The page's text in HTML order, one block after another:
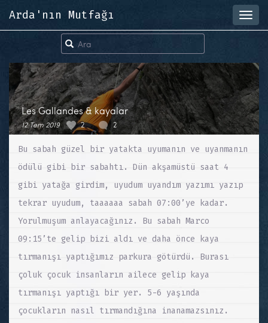
Arda'nın Mutfağı
Les Gallandes & kayalar
12 Tem 2019 2 2
Bu sabah güzel bir yatakta uyumanın ve uyanmanın
ödülü gibi bir sabahtı. Dün akşamüstü saat 4
gibi yatağa girdim, uyudum uyandım yazımı yazıp
tekrar uyudum, taaaaaa sabah 07:00’ye kadar.
Yorulmuşum anlayacağınız. Bu sabah Marco
09:15’te gelip bizi aldı ve daha önce kaya
tırmanışı yaptığımız parkura götürdü. Burası
çoluk çocuk insanların ailece gelip kaya
tırmanışı yaptığı bir yer. 5-6 yaşında
çocukların nasıl tırmandığına inanamazsınız.